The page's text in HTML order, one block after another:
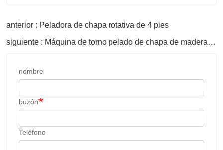
anterior : Peladora de chapa rotativa de 4 pies
siguiente : Máquina de torno pelado de chapa de madera contrachapada
nombre
buzón
Teléfono